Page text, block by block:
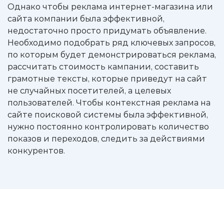
Однако чтобы реклама интернет-магазина или
сайта компании была эффективной,
недостаточно просто придумать объявление.
Необходимо подобрать ряд ключевых запросов,
по которым будет демонстрироваться реклама,
рассчитать стоимость кампании, составить
грамотные тексты, которые приведут на сайт
не случайных посетителей, а целевых
пользователей. Чтобы контекстная реклама на
сайте поисковой системы была эффективной,
нужно постоянно контролировать количество
показов и переходов, следить за действиями
конкурентов.